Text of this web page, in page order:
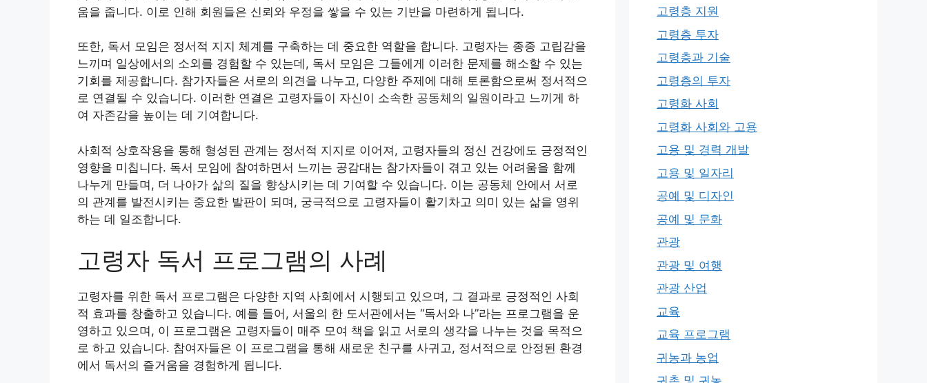
움을 줍니다. 이로 인해 회원들은 신뢰와 우정을 쌓을 수 있는 기반을 마련하게 됩니다.
또한, 독서 모임은 정서적 지지 체계를 구축하는 데 중요한 역할을 합니다. 고령자는 종종 고립감을
느끼며 일상에서의 소외를 경험할 수 있는데, 독서 모임은 그들에게 이러한 문제를 해소할 수 있는
기회를 제공합니다. 참가자들은 서로의 의견을 나누고, 다양한 주제에 대해 토론함으로써 정서적으
로 연결될 수 있습니다. 이러한 연결은 고령자들이 자신이 소속한 공동체의 일원이라고 느끼게 하
여 자존감을 높이는 데 기여합니다.
사회적 상호작용을 통해 형성된 관계는 정서적 지지로 이어져, 고령자들의 정신 건강에도 긍정적인
영향을 미칩니다. 독서 모임에 참여하면서 느끼는 공감대는 참가자들이 겪고 있는 어려움을 함께
나누게 만들며, 더 나아가 삶의 질을 향상시키는 데 기여할 수 있습니다. 이는 공동체 안에서 서로
의 관계를 발전시키는 중요한 발판이 되며, 궁극적으로 고령자들이 활기차고 의미 있는 삶을 영위
하는 데 일조합니다.
고령자 독서 프로그램의 사례
고령자를 위한 독서 프로그램은 다양한 지역 사회에서 시행되고 있으며, 그 결과로 긍정적인 사회
적 효과를 창출하고 있습니다. 예를 들어, 서울의 한 도서관에서는 “독서와 나”라는 프로그램을 운
영하고 있으며, 이 프로그램은 고령자들이 매주 모여 책을 읽고 서로의 생각을 나누는 것을 목적으
로 하고 있습니다. 참여자들은 이 프로그램을 통해 새로운 친구를 사귀고, 정서적으로 안정된 환경
에서 독서의 즐거움을 경험하게 됩니다.
고령층 지원
고령층 투자
고령층과 기술
고령층의 투자
고령화 사회
고령화 사회와 고용
고용 및 경력 개발
고용 및 일자리
공예 및 디자인
공예 및 문화
관광
관광 및 여행
관광 산업
교육
교육 프로그램
귀농과 농업
귀촌 및 귀농